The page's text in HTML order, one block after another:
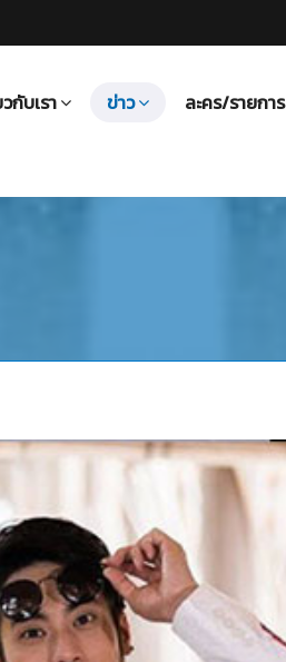
กับเรา ข่าว ละคร/รายการ